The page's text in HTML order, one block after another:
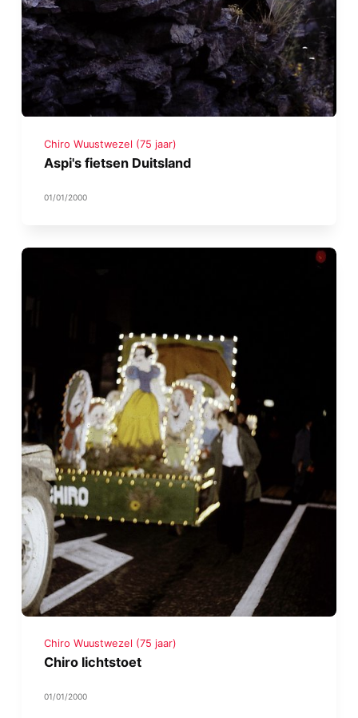
Chiro Wuustwezel (75 jaar)
Aspi's fietsen Duitsland
01/01/2000
Chiro Wuustwezel (75 jaar)
Chiro lichtstoet
01/01/2000